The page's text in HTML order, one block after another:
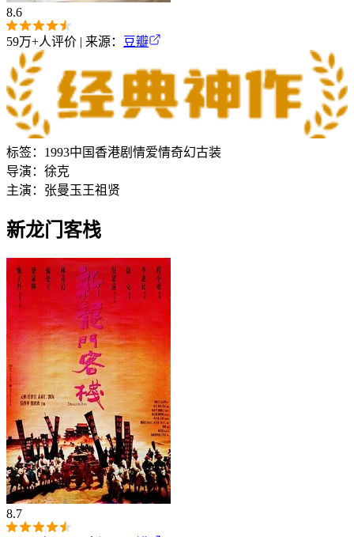
8.6
59万+人评价 | 来源： 豆瓣
标签： 1993中国香港剧情爱情奇幻古装
导演： 徐克
主演： 张曼玉 王祖贤
新龙门客栈
8.7